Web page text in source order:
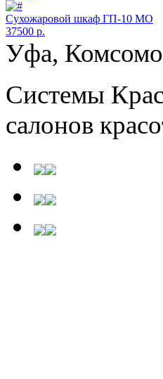
Сухожаровой шкаф ГП-10 МО
37500 р.
Уфа,
Системы
салонов